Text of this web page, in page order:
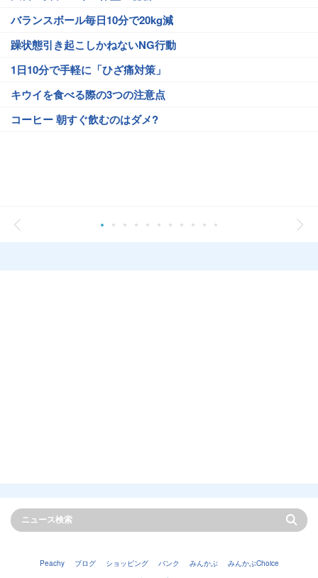
バランスボール毎日10分で20kg減
躁状態引き起こしかねないNG行動
1日10分で手軽に「ひざ痛対策」
キウイを食べる際の3つの注意点
コーヒー 朝すぐ飲むのはダメ?
Peachy ブログ ショッピング バンク みんかぶ
みんかぶChoice